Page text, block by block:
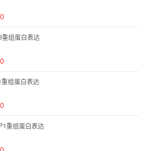
重组蛋白表达
重组蛋白表达
重组蛋白表达